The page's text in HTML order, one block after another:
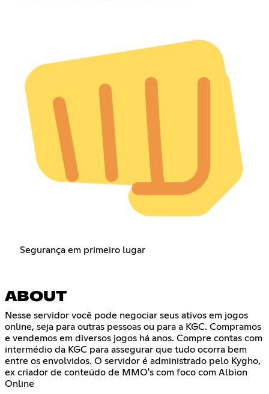
Segurança em primeiro lugar
ABOUT
Nesse servidor você pode negociar seus ativos em jogos
online, seja para outras pessoas ou para a KGC. Compramos
e vendemos em diversos jogos há anos. Compre contas com
intermédio da KGC para assegurar que tudo ocorra bem
entre os envolvidos. O servidor é administrado pelo Kygho,
ex criador de conteúdo de MMO's com foco com Albion
Online